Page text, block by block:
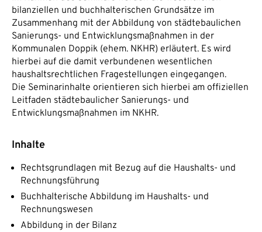
bilanziellen und buchhalterischen Grundsätze im
Zusammenhang mit der Abbildung von städtebaulichen
Sanierungs- und Entwicklungsmaßnahmen in der
Kommunalen Doppik (ehem. NKHR) erläutert. Es wird
hierbei auf die damit verbundenen wesentlichen
haushaltsrechtlichen Fragestellungen eingegangen.
Die Seminarinhalte orientieren sich hierbei am offiziellen
Leitfaden städtebaulicher Sanierungs- und
Entwicklungsmaßnahmen im NKHR.
Inhalte
Rechtsgrundlagen mit Bezug auf die Haushalts- und
Rechnungsführung
Buchhalterische Abbildung im Haushalts- und
Rechnungswesen
Abbildung in der Bilanz